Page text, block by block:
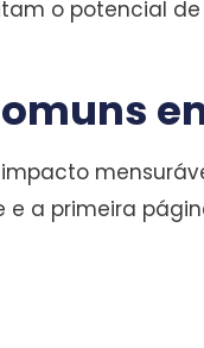
o potencial
a primeira